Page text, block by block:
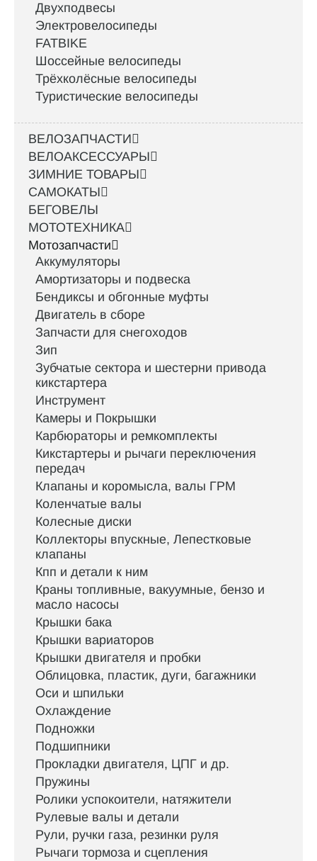
Двухподвесы
Электровелосипеды
FATBIKE
Шоссейные велосипеды
Трёхколёсные велосипеды
Туристические велосипеды
ВЕЛОЗАПЧАСТИ
ВЕЛОАКСЕССУАРЫ
ЗИМНИЕ ТОВАРЫ
САМОКАТЫ
БЕГОВЕЛЫ
МОТОТЕХНИКА
Мотозапчасти
Аккумуляторы
Амортизаторы и подвеска
Бендиксы и обгонные муфты
Двигатель в сборе
Запчасти для снегоходов
Зип
Зубчатые сектора и шестерни привода
кикстартера
Инструмент
Камеры и Покрышки
Карбюраторы и ремкомплекты
Кикстартеры и рычаги переключения
передач
Клапаны и коромысла, валы ГРМ
Коленчатые валы
Колесные диски
Коллекторы впускные, Лепестковые
клапаны
Кпп и детали к ним
Краны топливные, вакуумные, бензо и
масло насосы
Крышки бака
Крышки вариаторов
Крышки двигателя и пробки
Облицовка, пластик, дуги, багажники
Оси и шпильки
Охлаждение
Подножки
Подшипники
Прокладки двигателя, ЦПГ и др.
Пружины
Ролики успокоители, натяжители
Рулевые валы и детали
Рули, ручки газа, резинки руля
Рычаги тормоза и сцепления